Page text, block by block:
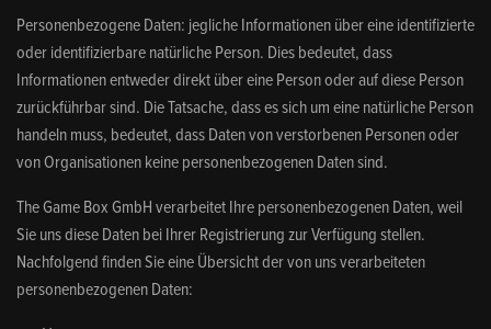
Personenbezogene Daten: jegliche Informationen über eine identifizierte
oder identifizierbare natürliche Person. Dies bedeutet, dass
Informationen entweder direkt über eine Person oder auf diese Person
zurückführbar sind. Die Tatsache, dass es sich um eine natürliche Person
handeln muss, bedeutet, dass Daten von verstorbenen Personen oder
von Organisationen keine personenbezogenen Daten sind.
The Game Box GmbH verarbeitet Ihre personenbezogenen Daten, weil
Sie uns diese Daten bei Ihrer Registrierung zur Verfügung stellen.
Nachfolgend finden Sie eine Übersicht der von uns verarbeiteten
personenbezogenen Daten: